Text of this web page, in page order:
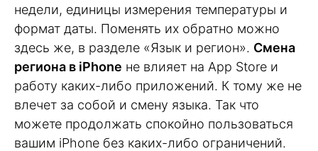
недели, единицы измерения температуры и
формат даты. Поменять их обратно можно
здесь же, в разделе «Язык и регион». Смена
региона в iPhone не влияет на App Store и
работу каких-либо приложений. К тому же не
влечет за собой и смену языка. Так что
можете продолжать спокойно пользоваться
вашим iPhone без каких-либо ограничений.